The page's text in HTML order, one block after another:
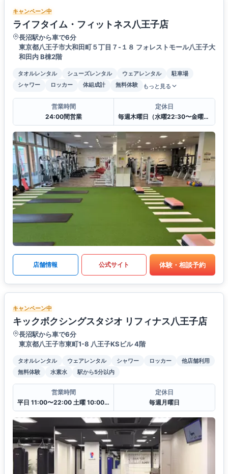
キャンペーン中
ライフタイム・フィットネス八王子店
長沼駅から車で6分
東京都八王子市大和田町５丁目７-１８ フォレストモール八王子大
和田内 B棟2階
タオルレンタル シューズレンタル ウェアレンタル
駐車場
シャワー
ロッカー 体組成計 無料体験 もっと見る
営業時間
24:00間営業
定休日
毎週木曜日（水曜22:30〜金曜9:00）
店舗情報 公式サイト 体験・相談予約
キャンペーン中
キックボクシングスタジオ リフィナス八王子店
長沼駅から車で6分
東京都八王子市東町1-8 八王子KSビル 4階
タオルレンタル ウェアレンタル シャワー ロッカー
他店舗利用
無料体験
水素水 駅から5分以内
営業時間
平日 11:00〜22:00 土曜 10:00〜20:00 日・祝 10:00〜18:00
定休日
毎週月曜日